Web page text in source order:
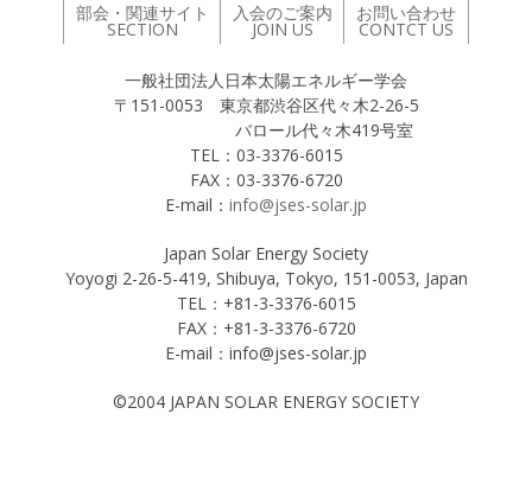
部会・関連サイト
SECTION
入会のご案内
JOIN US
お問い合わせ
CONTCT US
一般社団法人日本太陽エネルギー学会
〒151-0053 東京都渋谷区代々木2-26-5
バロール代々木419号室
TEL：03-3376-6015
FAX：03-3376-6720
E-mail： info@jses-solar.jp
Japan Solar Energy Society
Yoyogi 2-26-5-419, Shibuya, Tokyo, 151-0053, Japan
TEL：+81-3-3376-6015
FAX：+81-3-3376-6720
E-mail：info@jses-solar.jp
©2004 JAPAN SOLAR ENERGY SOCIETY